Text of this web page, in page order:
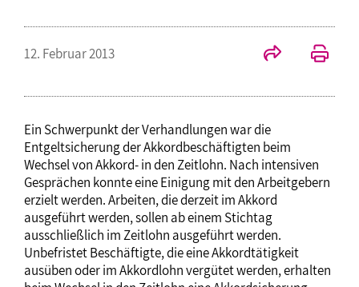
12. Februar 2013
Ein Schwerpunkt der Verhandlungen war die
Entgeltsicherung der Akkordbeschäftigten beim
Wechsel von Akkord- in den Zeitlohn. Nach intensiven
Gesprächen konnte eine Einigung mit den Arbeitgebern
erzielt werden. Arbeiten, die derzeit im Akkord
ausgeführt werden, sollen ab einem Stichtag
ausschließlich im Zeitlohn ausgeführt werden.
Unbefristet Beschäftigte, die eine Akkordtätigkeit
ausüben oder im Akkordlohn vergütet werden, erhalten